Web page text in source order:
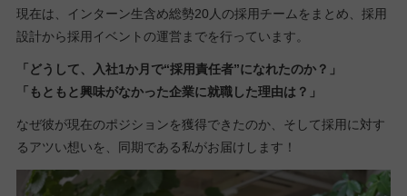
現在は、インターン生含め総勢20人の採用チームをまとめ、採用
設計から採用イベントの運営までを行っています。
「どうして、入社1か月で“採用責任者”になれたのか？」
「もともと興味がなかった企業に就職した理由は？」
なぜ彼が現在のポジションを獲得できたのか、そして採用に対す
るアツい想いを、同期である私がお届けします！